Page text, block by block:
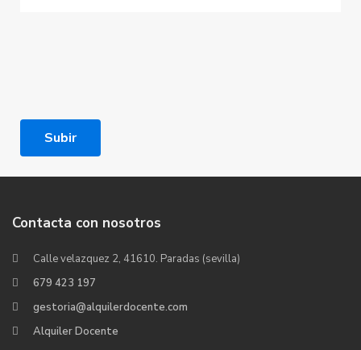
Subir
Contacta con nosotros
Calle velazquez 2, 41610. Paradas (sevilla)
679 423 197
gestoria@alquilerdocente.com
Alquiler Docente